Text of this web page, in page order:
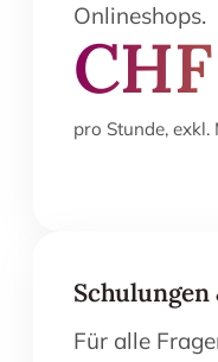
Onlineshops.
pro Stunde, exkl.
Schulungen
Für alle